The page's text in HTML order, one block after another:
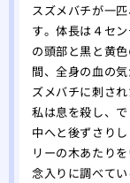
スズメバチが一
す。体長は４セ
の頭部と黒と黄
間、全身の血の
ズメバチに刺さ
私は息を殺し、
中へと後ずさり
リーの木あたり
念入りに調べて